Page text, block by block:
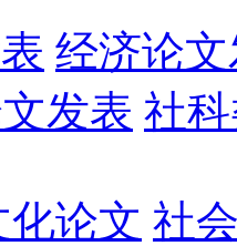
经济论
发表 社
化论文 社